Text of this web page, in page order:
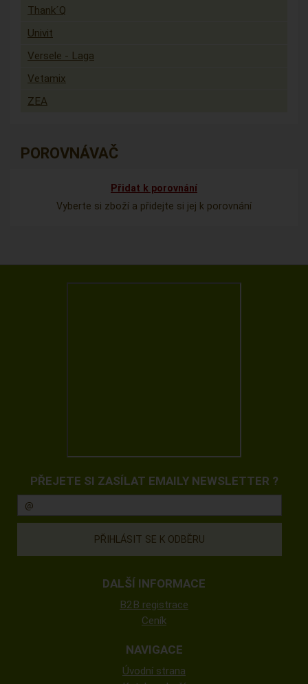
Thank´Q
Univit
Versele - Laga
Vetamix
ZEA
POROVNÁVAČ
Přidat k porovnání
Vyberte si zboží a přidejte si jej k porovnání
PŘEJETE SI ZASÍLAT EMAILY NEWSLETTER ?
DALŠÍ INFORMACE
B2B registrace
Ceník
NAVIGACE
Úvodní strana